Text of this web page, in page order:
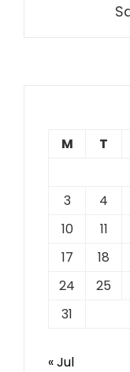
M
T
3
4
10
11
17
18
24
25
31
« Jul